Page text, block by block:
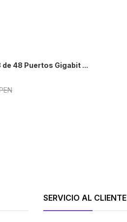
48 Puertos Gigabit ...
SERVICIO AL CLIENTE